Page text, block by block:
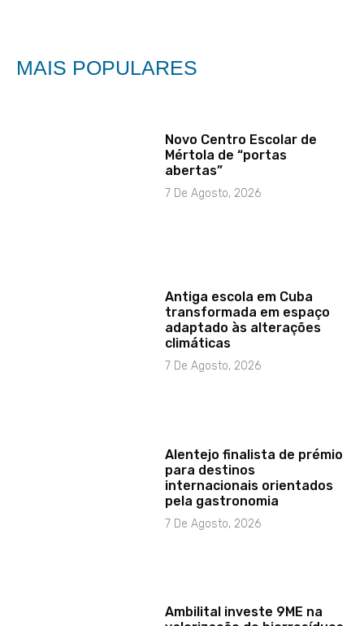
MAIS POPULARES
Novo Centro Escolar de
Mértola de “portas
abertas”
7 De Agosto, 2026
Antiga escola em Cuba
transformada em espaço
adaptado às alterações
climáticas
7 De Agosto, 2026
Alentejo finalista de prémio
para destinos
internacionais orientados
pela gastronomia
7 De Agosto, 2026
Ambilital investe 9ME na